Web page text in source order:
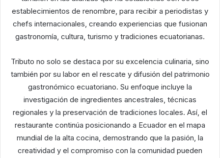
establecimientos de renombre, para recibir a periodistas y
chefs internacionales, creando experiencias que fusionan
gastronomía, cultura, turismo y tradiciones ecuatorianas.
Tributo no solo se destaca por su excelencia culinaria, sino
también por su labor en el rescate y difusión del patrimonio
gastronómico ecuatoriano. Su enfoque incluye la
investigación de ingredientes ancestrales, técnicas
regionales y la preservación de tradiciones locales. Así, el
restaurante continúa posicionando a Ecuador en el mapa
mundial de la alta cocina, demostrando que la pasión, la
creatividad y el compromiso con la comunidad pueden